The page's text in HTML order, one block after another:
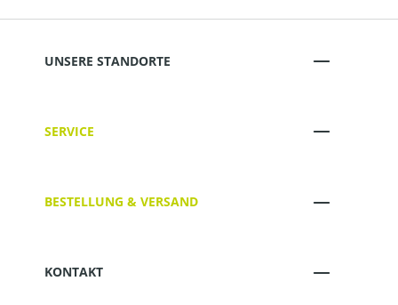
UNSERE STANDORTE
SERVICE
BESTELLUNG & VERSAND
KONTAKT